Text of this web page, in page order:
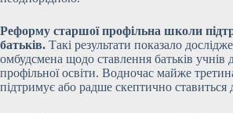
Реформу старшої профільна школи
батьків. Такі результати показало
омбудсмена щодо ставлення батьків учнів
профільної освіти. Водночас майже
підтримує або радше скептично ставиться